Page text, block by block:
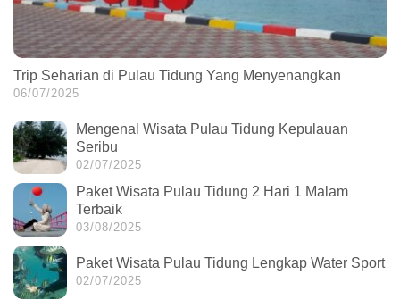
Trip Seharian di Pulau Tidung Yang Menyenangkan
06/07/2025
Mengenal Wisata Pulau Tidung Kepulauan
Seribu
02/07/2025
Paket Wisata Pulau Tidung 2 Hari 1 Malam
Terbaik
03/08/2025
Paket Wisata Pulau Tidung Lengkap Water Sport
02/07/2025